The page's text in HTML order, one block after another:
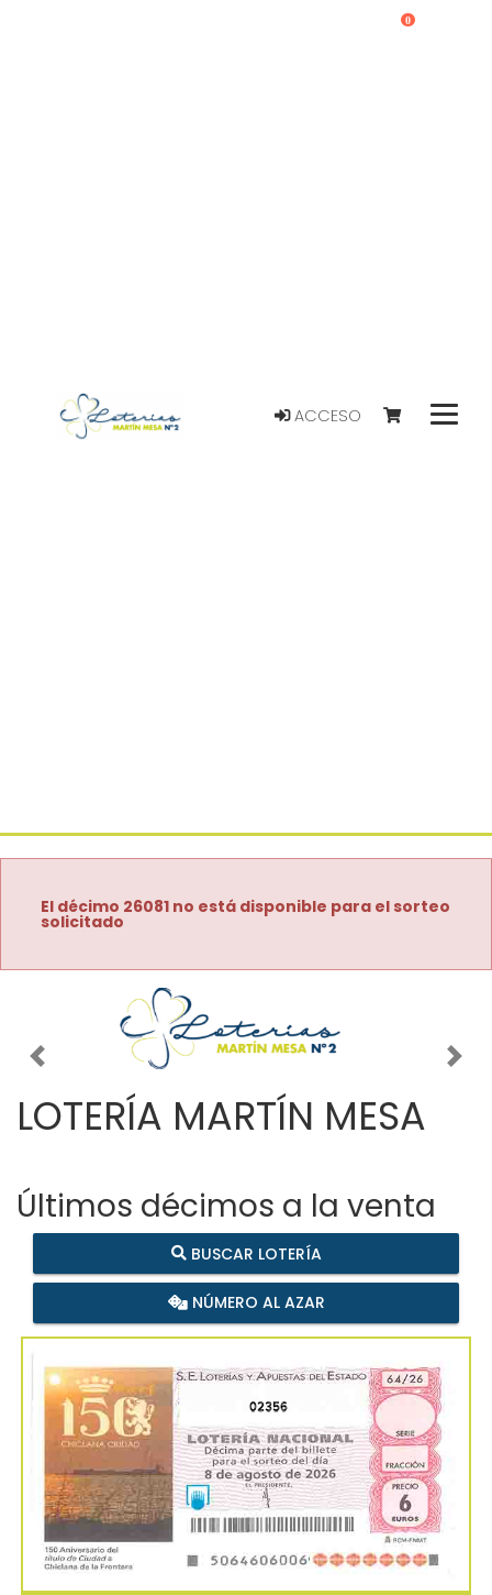
ACCESO
0
El décimo 26081 no está disponible para el sorteo
solicitado
Imagen anterior
LOTERÍA MARTÍN MESA
Últimos décimos a la venta
BUSCAR LOTERÍA
NÚMERO AL AZAR
02356